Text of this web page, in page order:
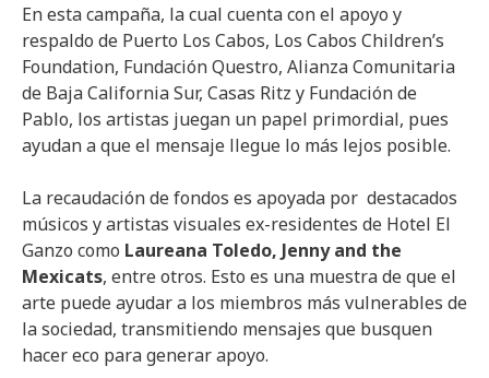
En esta campaña, la cual cuenta con el apoyo y
respaldo de Puerto Los Cabos, Los Cabos Children’s
Foundation, Fundación Questro, Alianza Comunitaria
de Baja California Sur, Casas Ritz y Fundación de
Pablo, los artistas juegan un papel primordial, pues
ayudan a que el mensaje llegue lo más lejos posible.
La recaudación de fondos es apoyada por destacados
músicos y artistas visuales ex-residentes de Hotel El
Ganzo como Laureana Toledo, Jenny and the
Mexicats, entre otros. Esto es una muestra de que el
arte puede ayudar a los miembros más vulnerables de
la sociedad, transmitiendo mensajes que busquen
hacer eco para generar apoyo.